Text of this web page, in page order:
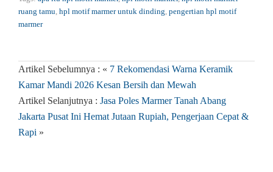
ruang tamu, hpl motif marmer untuk dinding, pengertian hpl motif
marmer
Artikel Sebelumnya : « 7 Rekomendasi Warna Keramik
Kamar Mandi 2026 Kesan Bersih dan Mewah
Artikel Selanjutnya : Jasa Poles Marmer Tanah Abang
Jakarta Pusat Ini Hemat Jutaan Rupiah, Pengerjaan Cepat &
Rapi »